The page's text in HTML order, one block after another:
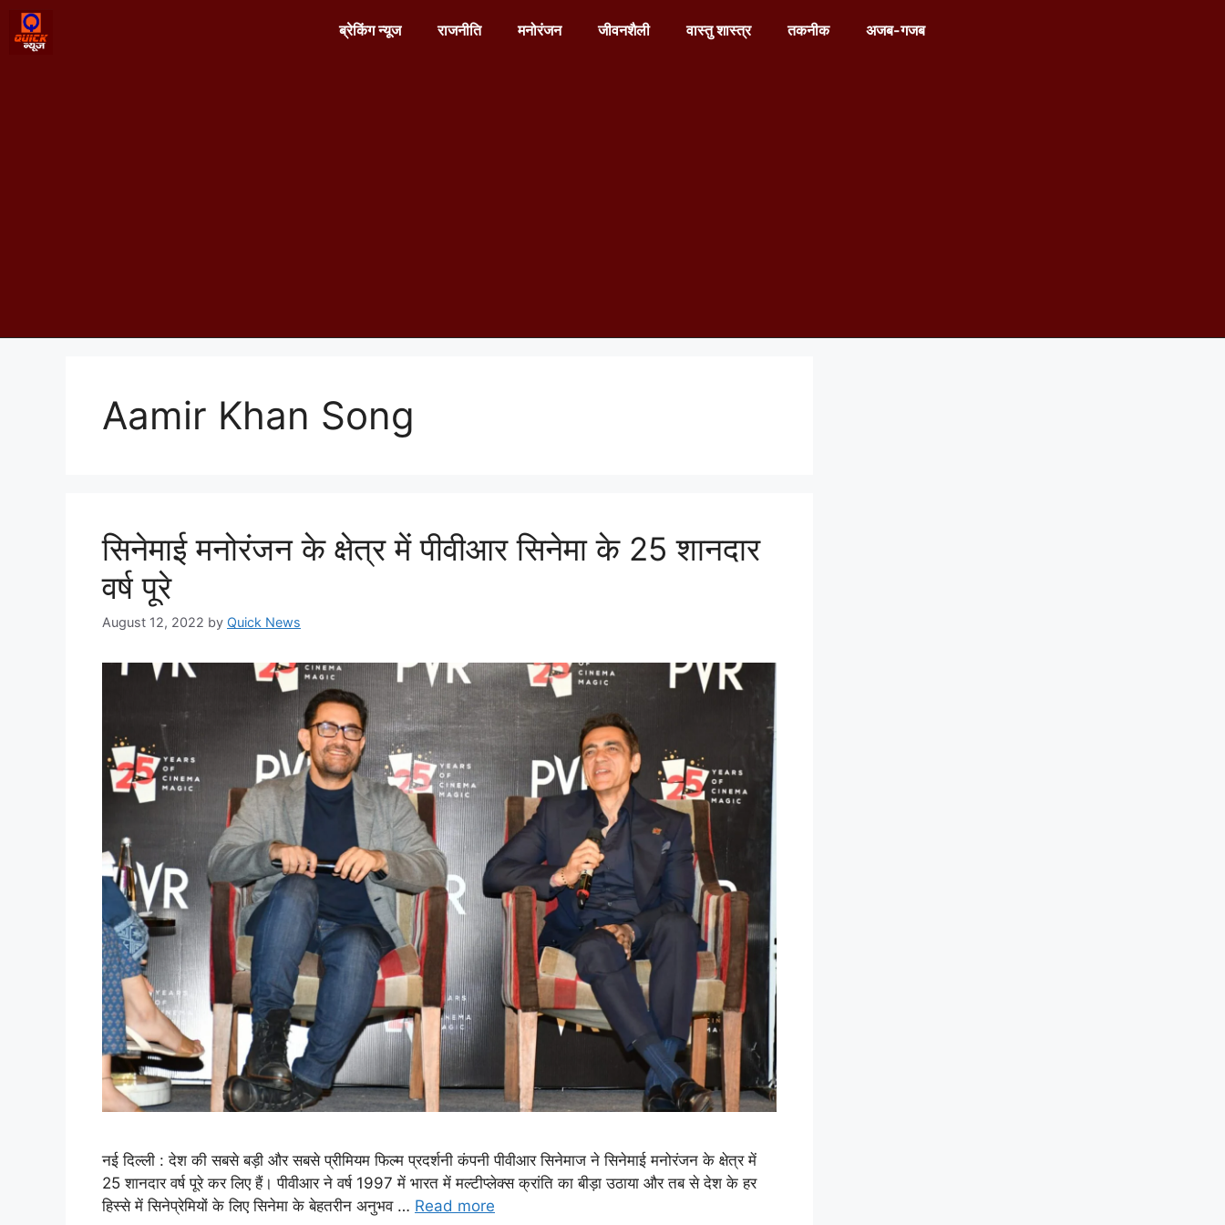
ब्रेकिंग न्यूज राजनीति मनोरंजन जीवनशैली वास्तु शास्त्र तकनीक अजब-गजब
Aamir Khan Song
सिनेमाई मनोरंजन के क्षेत्र में पीवीआर सिनेमा के 25 शानदार
वर्ष पूरे
August 12, 2022 by Quick News
नई दिल्ली : देश की सबसे बड़ी और सबसे प्रीमियम फिल्म प्रदर्शनी कंपनी पीवीआर सिनेमाज ने सिनेमाई मनोरंजन के क्षेत्र में
25 शानदार वर्ष पूरे कर लिए हैं। पीवीआर ने वर्ष 1997 में भारत में मल्टीप्लेक्स क्रांति का बीड़ा उठाया और तब से देश के हर
हिस्से में सिनेप्रेमियों के लिए सिनेमा के बेहतरीन अनुभव … Read more